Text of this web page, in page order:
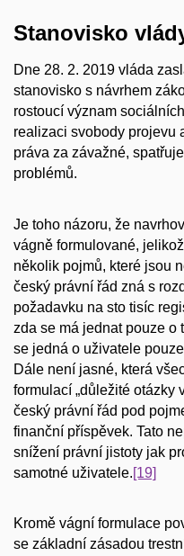
Stanovisko
Dne 28. 2. 2019 vláda
stanovisko s návrhem
rostoucí význam
realizaci svobody projevu
práva za závažné,
problémů.
Je toho názoru, že
vágně formulované,
několik pojmů, které jsou
český právní řád zná s
požadavku na sto tisíc
zda se má jednat pouze o
se jedná o uživatele
Dále není jasné, která
formulací „důležité otázky
český právní řád pod
finanční příspěvek. Tato
snížení právní jistoty jak
samotné uživatele.[19]
Kromě vágní formulace
se základní zásadou